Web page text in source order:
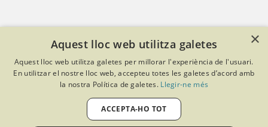
© Col·legi Oficial Infermeres i Infermers de Barcelona
Criteris de privacitat
Política de cookies
Avís legal
Política de protecció de dades
Política de qualitat
Desenvolupat amb Softeng Portal Builder
×
Aquest lloc web utilitza galetes
Aquest lloc web utilitza galetes per millorar l'experiència de l'usuari.
En utilitzar el nostre lloc web, accepteu totes les galetes d’acord amb
la nostra Política de galetes. Llegir-ne més
ACCEPTA-HO TOT